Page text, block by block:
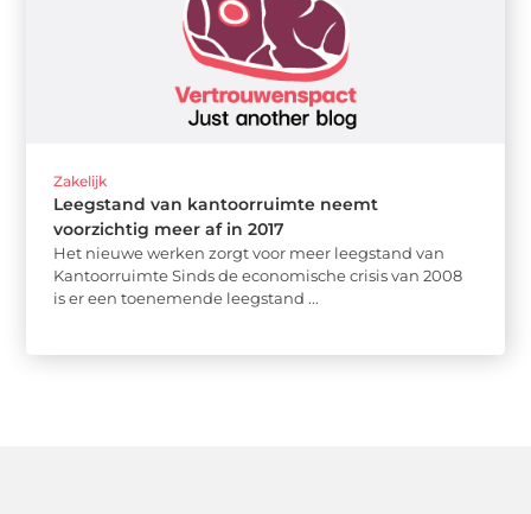
Zakelijk
Leegstand van kantoorruimte neemt
voorzichtig meer af in 2017
Het nieuwe werken zorgt voor meer leegstand van
Kantoorruimte Sinds de economische crisis van 2008
is er een toenemende leegstand ...